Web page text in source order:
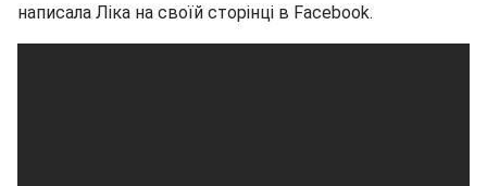
написала Ліка на своїй сторінці в Facebook.